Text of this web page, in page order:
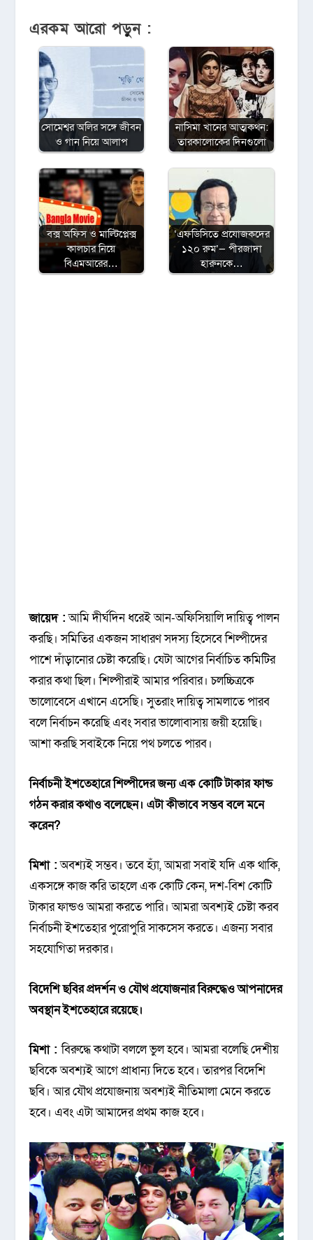
এরকম আরো পড়ুন :
সোমেশ্বর অলির সঙ্গে জীবন
ও গান নিয়ে আলাপ
নাসিমা খানের আত্মকথন:
তারকালোকের দিনগুলো
বক্স অফিস ও মাল্টিপ্লেক্স
কালচার নিয়ে
বিএমআরের…
‌‘এফডিসিতে প্রযোজকদের
১২০ রুম’— পীরজাদা
হারুনকে…
জায়েদ :আমি দীর্ঘদিন ধরেই আন-অফিসিয়ালি দায়িত্ব পালন
করছি। সমিতির একজন সাধারণ সদস্য হিসেবে শিল্পীদের
পাশে দাঁড়ানোর চেষ্টা করেছি। যেটা আগের নির্বাচিত কমিটির
করার কথা ছিল। শিল্পীরাই আমার পরিবার। চলচ্চিত্রকে
ভালোবেসে এখানে এসেছি। সুতরাং দায়িত্ব সামলাতে পারব
বলে নির্বাচন করেছি এবং সবার ভালোবাসায় জয়ী হয়েছি।
আশা করছি সবাইকে নিয়ে পথ চলতে পারব।
নির্বাচনীইশতেহারেশিল্পীদেরজন্যএককোটিটাকারফান্ড
গঠনকরারকথাওবলেছেন। এটাকীভাবেসম্ভববলেমনে
করেন?
মিশা :অবশ্যই সম্ভব। তবে হ্যাঁ, আমরা সবাই যদি এক থাকি,
একসঙ্গে কাজ করি তাহলে এক কোটি কেন, দশ-বিশ কোটি
টাকার ফান্ডও আমরা করতে পারি। আমরা অবশ্যই চেষ্টা করব
নির্বাচনী ইশতেহার পুরোপুরি সাকসেস করতে। এজন্য সবার
সহযোগিতা দরকার।
বিদেশিছবিরপ্রদর্শনওযৌথপ্রযোজনারবিরুদ্ধেওআপনাদের
অবস্থানইশতেহারেরয়েছে।
মিশা :বিরুদ্ধে কথাটা বললে ভুল হবে। আমরা বলেছি দেশীয়
ছবিকে অবশ্যই আগে প্রাধান্য দিতে হবে। তারপর বিদেশি
ছবি। আর যৌথ প্রযোজনায় অবশ্যই নীতিমালা মেনে করতে
হবে। এবং এটা আমাদের প্রথম কাজ হবে।